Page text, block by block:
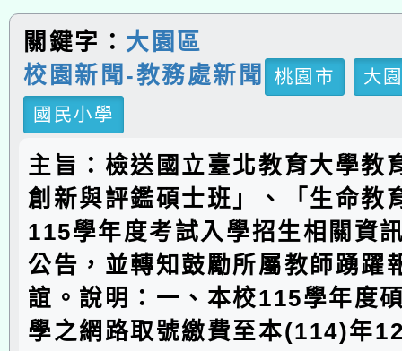
關鍵字： 大園區
校園新聞-教務處新聞
桃園市
大
國民小學
主旨：檢送國立臺北教育大學教
創新與評鑑碩士班」、「生命教
115學年度考試入學招生相關資
公告，並轉知鼓勵所屬教師踴躍
誼。說明：一、本校115學年度
學之網路取號繳費至本(114)年